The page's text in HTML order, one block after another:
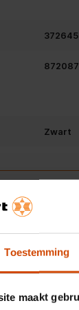
Toestemming
maakt
Zwart